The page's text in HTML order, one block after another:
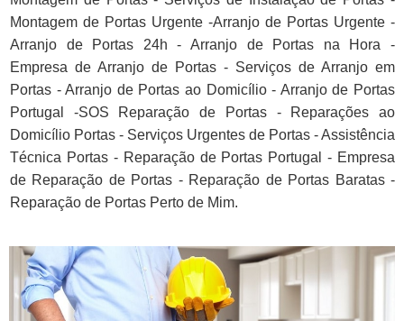
Montagem de Portas Urgente -Arranjo de Portas Urgente -
Arranjo de Portas 24h - Arranjo de Portas na Hora -
Empresa de Arranjo de Portas - Serviços de Arranjo em
Portas - Arranjo de Portas ao Domicílio - Arranjo de Portas
Portugal -SOS Reparação de Portas - Reparações ao
Domicílio Portas - Serviços Urgentes de Portas - Assistência
Técnica Portas - Reparação de Portas Portugal - Empresa
de Reparação de Portas - Reparação de Portas Baratas -
Reparação de Portas Perto de Mim.